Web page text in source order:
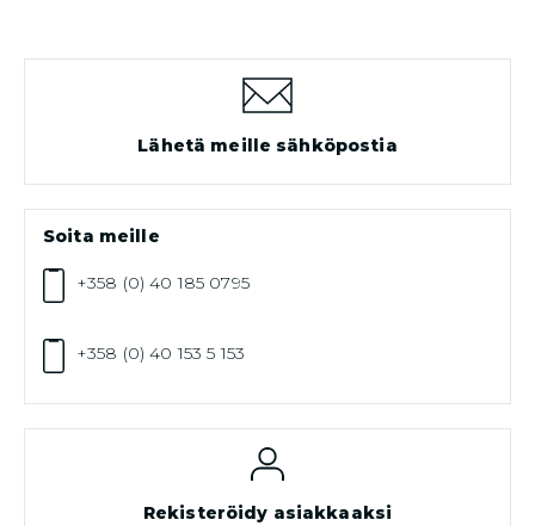
Lähetä meille sähköpostia
Soita meille
+358 (0) 40 185 0795
+358 (0) 40 153 5 153
Rekisteröidy asiakkaaksi